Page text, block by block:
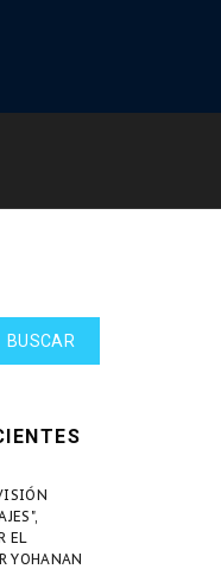
BUSCAR
EL
YOHANAN